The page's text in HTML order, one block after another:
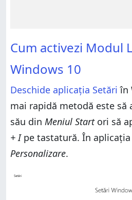
Cum activezi Modul
Windows 10
Deschide aplicația Setări în
mai rapidă metodă este să
său din Meniul Startori să
+ Ipe tastatură. În aplicația
Personalizare.